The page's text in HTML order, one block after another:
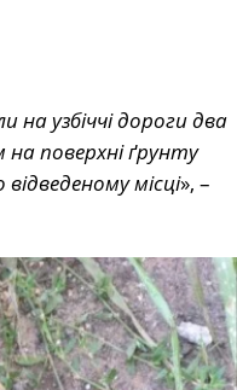
узбіччі дороги два
поверхні ґрунту
місці», –